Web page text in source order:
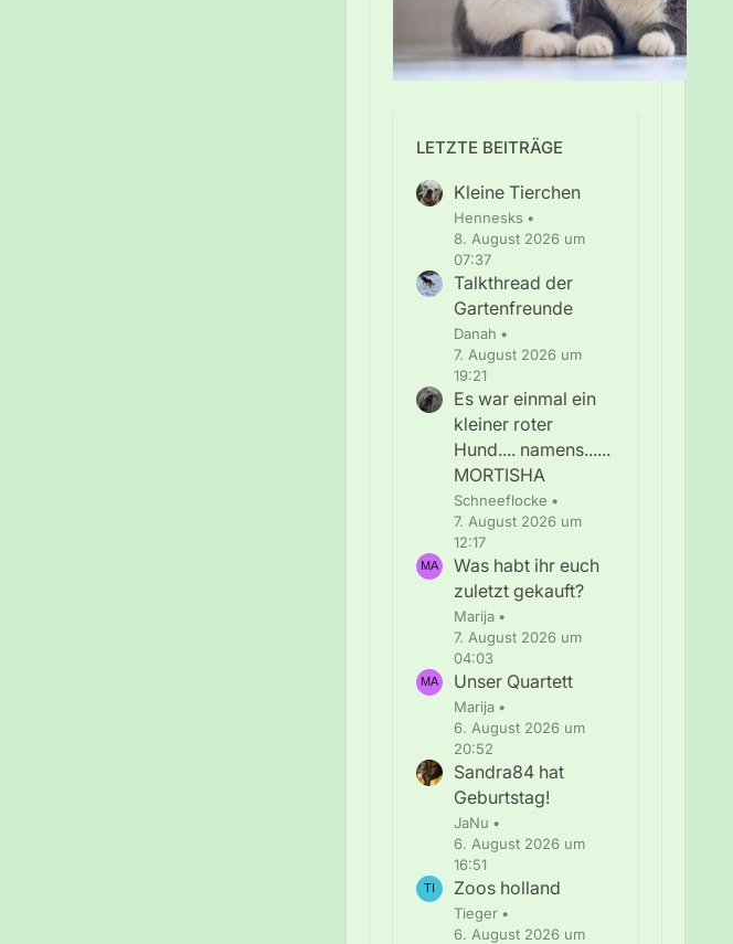
LETZTE BEITRÄGE
Kleine Tierchen
Hennesks
8. August 2026 um
07:37
Talkthread der
Gartenfreunde
Danah
7. August 2026 um
19:21
Es war einmal ein
kleiner roter
Hund.... namens......
MORTISHA
Schneeflocke
7. August 2026 um
12:17
Was habt ihr euch
zuletzt gekauft?
Marija
7. August 2026 um
04:03
Unser Quartett
Marija
6. August 2026 um
20:52
Sandra84 hat
Geburtstag!
JaNu
6. August 2026 um
16:51
Zoos holland
Tieger
6. August 2026 um